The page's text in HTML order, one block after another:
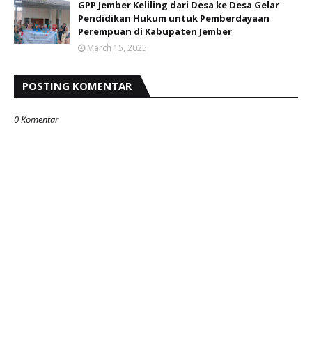
GPP Jember Keliling dari Desa ke Desa Gelar
Pendidikan Hukum untuk Pemberdayaan
Perempuan di Kabupaten Jember
March 15, 2025
POSTING KOMENTAR
0 Komentar